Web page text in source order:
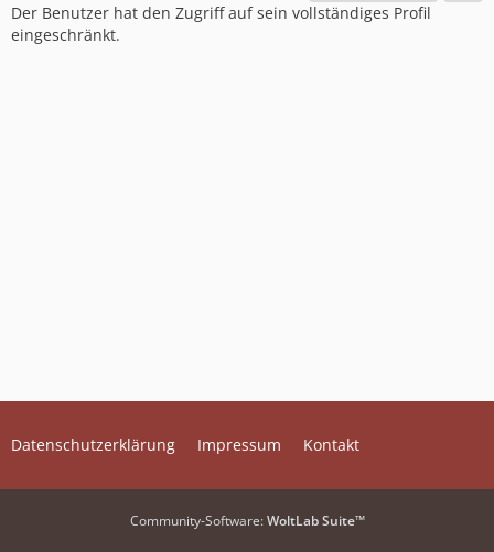
Der Benutzer hat den Zugriff auf sein vollständiges Profil
eingeschränkt.
Datenschutzerklärung Impressum Kontakt
Community-Software:WoltLab Suite™